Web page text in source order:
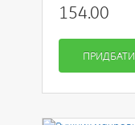
154.00
ПРИДБАТИ